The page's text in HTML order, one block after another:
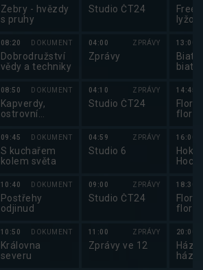
Zebry - hvězdy
s pruhy
08:20 DOKUMENT
Dobrodružství
vědy a techniky
08:50 DOKUMENT
Kapverdy,
ostrovní
09:45 DOKUMENT
S kuchařem
kolem světa
10:40 DOKUMENT
Postřehy
odjinud
10:50 DOKUMENT
Královna
severu
Studio ČT24
04:00 ZPRÁVY
Zprávy
04:10 ZPRÁVY
Studio ČT24
04:59 ZPRÁVY
Studio 6
09:00 ZPRÁVY
Studio ČT24
11:00 ZPRÁVY
Zprávy ve 12
13:00
14:45
16:00
18:30
20:00